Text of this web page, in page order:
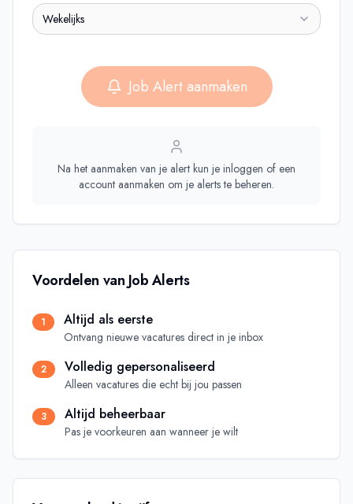
Wekelijks
Job Alert aanmaken
Na het aanmaken van je alert kun je inloggen of een
account aanmaken om je alerts te beheren.
Voordelen van Job Alerts
1 Altijd als eerste
Ontvang nieuwe vacatures direct in je inbox
2 Volledig gepersonaliseerd
Alleen vacatures die echt bij jou passen
3 Altijd beheerbaar
Pas je voorkeuren aan wanneer je wilt